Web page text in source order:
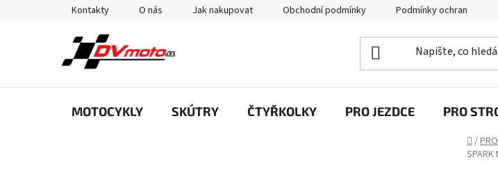
Kontakty O nás Jak nakupovat Obchodní podmínky Podmínky ochrany
MOTOCYKLY SKÚTRY ČTYŘKOLKY PRO JEZDCE PRO
Domů
/
SPARK